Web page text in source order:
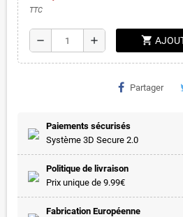
TTC
remove add shopping_cart
Partager
Paiements sécurisés
Système 3D Secure 2.0
Politique de livraison
Prix unique de 9.99€
Fabrication Européenne